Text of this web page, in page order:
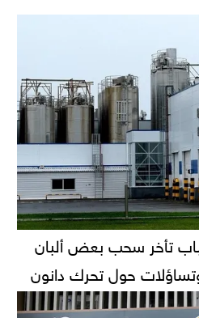
تأخر سحب بعض ألبان
حول تحرك دانون